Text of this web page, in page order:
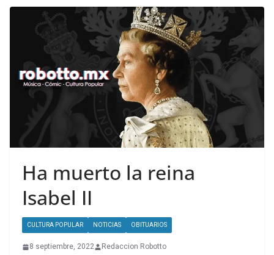
Ha muerto la reina
Isabel II
CULTURA POPULAR NOTICIAS OBITUARIOS
8 septiembre, 2022 Redaccion Robotto